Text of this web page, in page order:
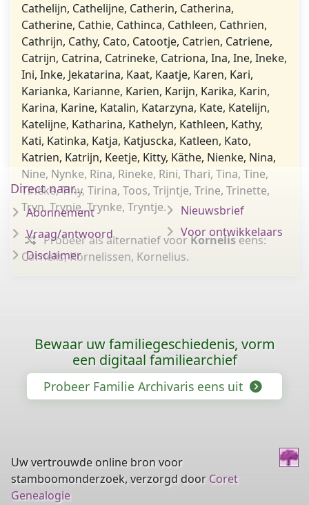
Cathelijn, Cathelijne, Catherin, Catherina,
Catherine, Cathie, Cathinca, Cathleen, Cathrien,
Cathrijn, Cathy, Cato, Catootje, Catrien, Catriene,
Catrijn, Catrina, Catrineke, Catriona, Ina, Ine, Ineke,
Ini, Inke, Jekatarina, Kaat, Kaatje, Karen, Kari,
Karianka, Karianne, Karien, Karijn, Karika, Karin,
Karina, Karine, Katalin, Katarzyna, Kate, Katelijn,
Katelijne, Katharina, Kathelyn, Kathleen, Kathy,
Kati, Katinka, Katja, Katjuscka, Katleen, Kato,
Katrien, Katrijn, Keetje, Kitty, Käthe, Nienke, Nina,
Nine, Nynke, Rina, Rineke, Rini, Thari, Tina, Tine,
Tineke, Tiny, Tirina, Toos, Trijntje, Trine, Trinette,
Tryn, Trynie, Trynke, Tryntje.
Probeer als alternatief voorKorneliseens:
Cornelis, Kornelissen, Kornelius.
Direct naar...
Abonnement
Vraag/antwoord
Disclaimer
Nieuwsbrief
Voor ontwikkelaars
Bewaar uw familiegeschiedenis, vorm
een digitaal familiearchief
Probeer Familie Archivaris eens uit
Uw vertrouwde online bron voor
stamboomonderzoek, verzorgd door Coret
Genealogie